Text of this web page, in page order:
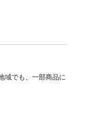
域でも、一部商品に